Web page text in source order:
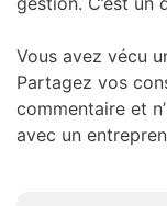
Vous avez vécu
Partagez vos
commentaire et
avec un